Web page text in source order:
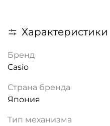
Характеристики
Бренд
Casio
Страна бренда
Япония
Тип механизма